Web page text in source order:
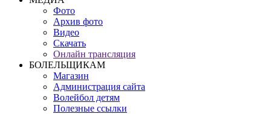
Фото
Архив фото
Видео
Скачать
Онлайн трансляция
БОЛЕЛЬЩИКАМ
Магазин
Администрация сайта
Волейбол детям
Полезные ссылки